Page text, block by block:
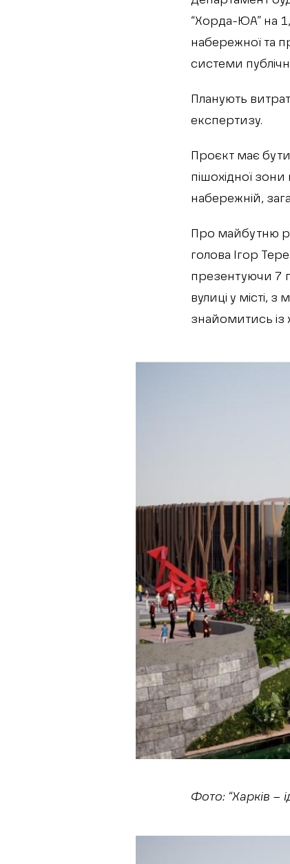
“Хорда-ЮА” на
набережної та
системи
Планують
експертизу.
Проєкт має
пішохідної
набережній,
Про майбутню
голова Ігор
презентуючи 7
вулиці у місті,
знайомитись із
Фото: “Харків –